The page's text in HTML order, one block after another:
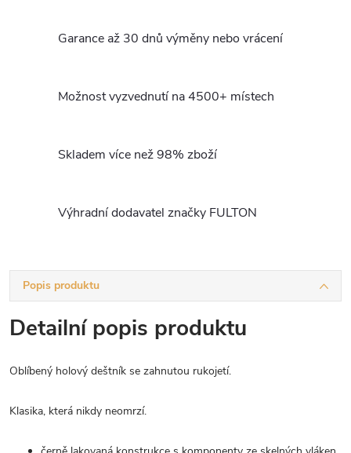
Garance až 30 dnů výměny nebo vrácení
Možnost vyzvednutí na 4500+ místech
Skladem více než 98% zboží
Výhradní dodavatel značky FULTON
Popis produktu
Detailní popis produktu
Oblíbený holový deštník se zahnutou rukojetí.
Klasika, která nikdy neomrzí.